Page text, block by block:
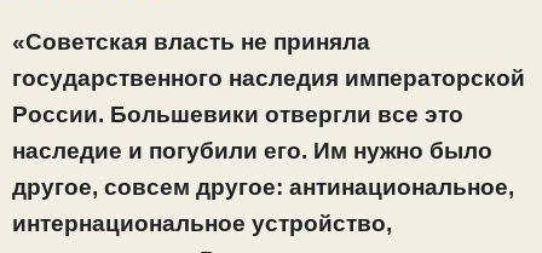
«Советская власть не приняла
государственного наследия императорской
России. Большевики отвергли все это
наследие и погубили его. Им нужно было
другое, совсем другое: антинациональное,
интернациональное устройство,